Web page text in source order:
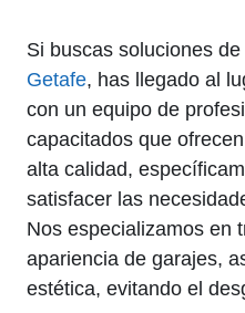
Si buscas soluciones
Getafe, has llegado al
con un equipo de
capacitados que
alta calidad,
satisfacer las
Nos especializamos en
apariencia de garajes,
estética, evitando el